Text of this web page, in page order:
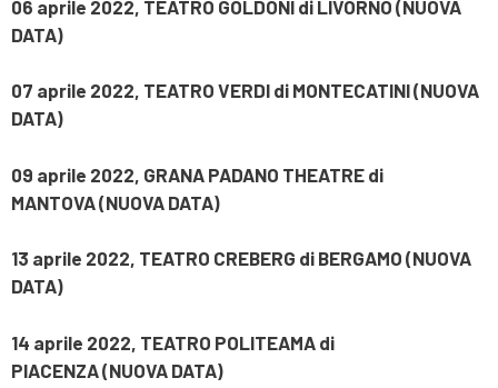
06 aprile 2022, TEATRO GOLDONI di LIVORNO (NUOVA
DATA)
07 aprile 2022, TEATRO VERDI di MONTECATINI(NUOVA
DATA)
09 aprile 2022, GRANA PADANO THEATRE di
MANTOVA(NUOVA DATA)
13 aprile 2022, TEATRO CREBERG di BERGAMO (NUOVA
DATA)
14 aprile 2022, TEATRO POLITEAMA di
PIACENZA(NUOVA DATA)